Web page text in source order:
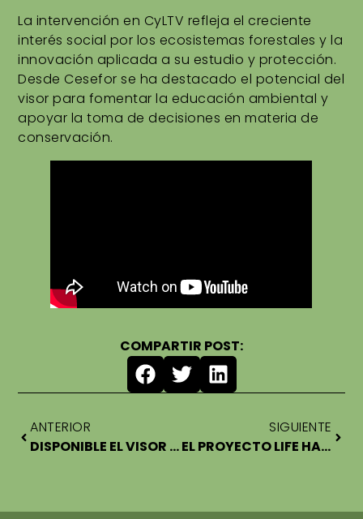
La intervención en CyLTV refleja el creciente
interés social por los ecosistemas forestales y la
innovación aplicada a su estudio y protección.
Desde Cesefor se ha destacado el potencial del
visor para fomentar la educación ambiental y
apoyar la toma de decisiones en materia de
conservación.
COMPARTIR POST:
ANTERIOR
DISPONIBLE EL VISOR GEOGRÁFICO DEL PROYECTO LIFE HAYA
SIGUIENTE
EL PROYECTO LIFE HAYA PRESENTA SUS AVANCES EN EL CLUB MADERA NETWORKING BARCELONA 2026